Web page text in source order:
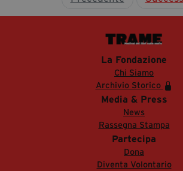
La Fondazione
Chi Siamo
Archivio Storico
Media & Press
News
Rassegna Stampa
Partecipa
Dona
Diventa Volontario